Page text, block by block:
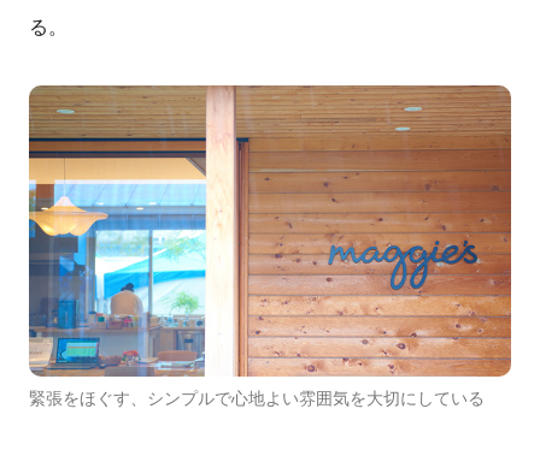
る。
緊張をほぐす、シンプルで心地よい雰囲気を大切にしている